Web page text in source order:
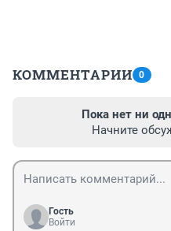
КОММЕНТАРИИ 0
Пока нет ни
Начните
Гость
Войти